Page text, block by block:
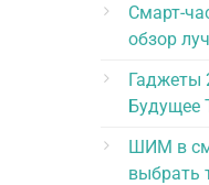
Смарт-
обзор
Гаджеты
Будущее
ШИМ в
выбрать